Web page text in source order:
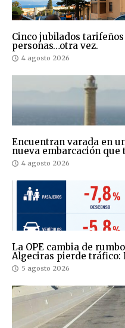
Cinco jubilados
personas…otra vez.
4 agosto 2026
Encuentran varada en
nueva embarcación
4 agosto 2026
La OPE cambia de
Algeciras pierde tráfico:
5 agosto 2026